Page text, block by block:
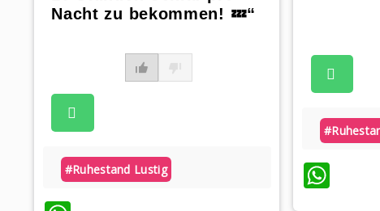
Nacht zu bekommen! 💤“
#ruhestand Lustig